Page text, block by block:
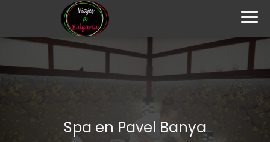
Spa en Pavel Banya